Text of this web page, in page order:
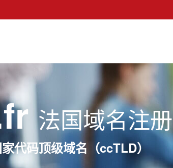
法国域名注册
代码顶级域名（ccTLD）